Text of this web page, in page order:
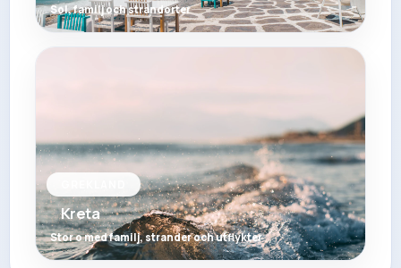
Sol, familj och strandorter
Kreta
Stor o med familj, strander och utflykter